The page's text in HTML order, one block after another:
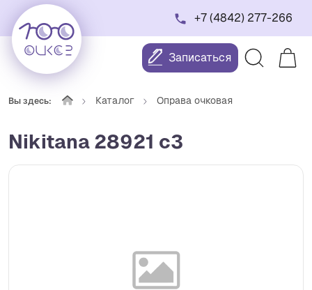
+7 (4842) 277-266
Записаться
Вы здесь: Каталог Оправа очковая
Nikitana 28921 с3